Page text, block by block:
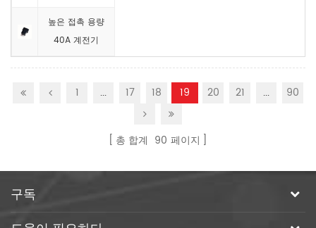
높은 접촉 용량
40A 계전기
1 ... 17 18 19 20 21 ... 90
총 합계 90 페이지
구독